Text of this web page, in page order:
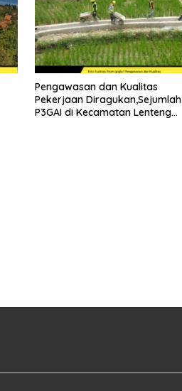
Pengawasan dan Kualitas
Pekerjaan Diragukan,Sejumlah
P3GAI di Kecamatan Lenteng